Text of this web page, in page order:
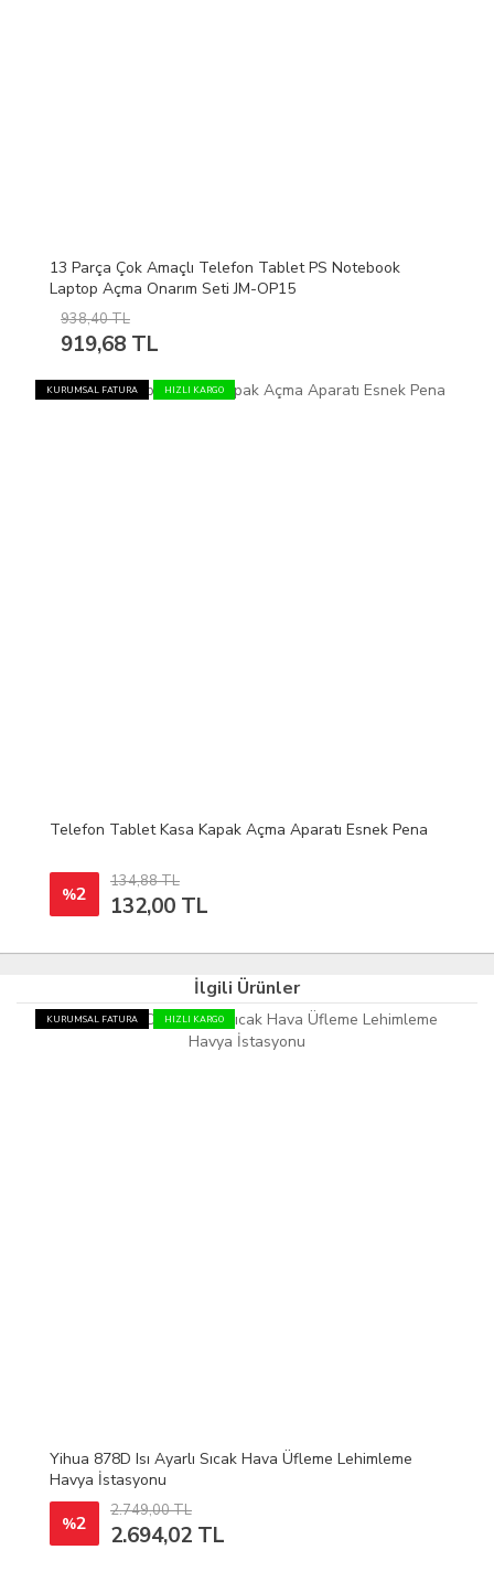
13 Parça Çok Amaçlı Telefon Tablet PS Notebook
Laptop Açma Onarım Seti JM-OP15
938,40 TL
919,68 TL
KURUMSAL FATURA HIZLI KARGO
Telefon Tablet Kasa Kapak Açma Aparatı Esnek Pena
%2
134,88 TL
132,00 TL
İlgili Ürünler
KURUMSAL FATURA HIZLI KARGO
Yihua 878D Isı Ayarlı Sıcak Hava Üfleme Lehimleme
Havya İstasyonu
%2
2.749,00 TL
2.694,02 TL